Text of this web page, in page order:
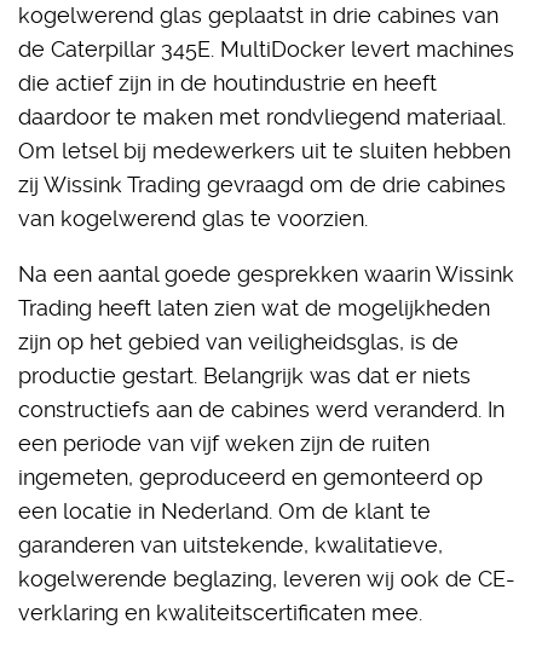
kogelwerend glas geplaatst in drie cabines van
de Caterpillar 345E. MultiDocker levert machines
die actief zijn in de houtindustrie en heeft
daardoor te maken met rondvliegend materiaal.
Om letsel bij medewerkers uit te sluiten hebben
zij Wissink Trading gevraagd om de drie cabines
van kogelwerend glas te voorzien.
Na een aantal goede gesprekken waarin Wissink
Trading heeft laten zien wat de mogelijkheden
zijn op het gebied van veiligheidsglas, is de
productie gestart. Belangrijk was dat er niets
constructiefs aan de cabines werd veranderd. In
een periode van vijf weken zijn de ruiten
ingemeten, geproduceerd en gemonteerd op
een locatie in Nederland. Om de klant te
garanderen van uitstekende, kwalitatieve,
kogelwerende beglazing, leveren wij ook de CE-
verklaring en kwaliteitscertificaten mee.